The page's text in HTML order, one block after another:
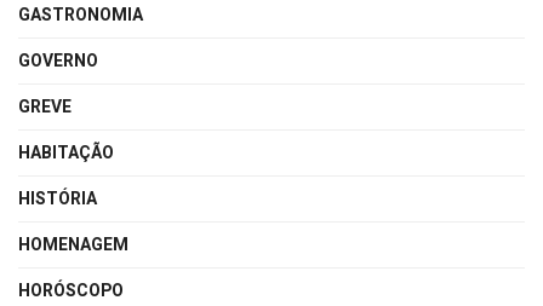
GASTRONOMIA
GOVERNO
GREVE
HABITAÇÃO
HISTÓRIA
HOMENAGEM
HORÓSCOPO